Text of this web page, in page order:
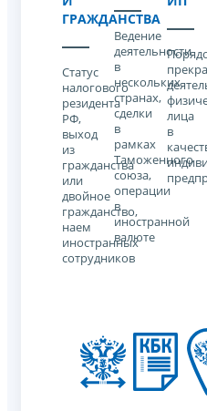
ГРАЖДАНСТВА
Статус
налогового
резидента
РФ,
выход
из
гражданства
или
двойное
гражданство,
наем
иностранных
сотрудников
Ведение
деятельности
в
нескольких
странах,
сделки
в
рамках
Таможенного
союза,
операции
в
иностранной
валюте
лица
в